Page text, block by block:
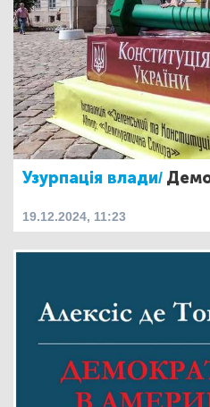
Узурпація влади/
19.12.2024, 11:23